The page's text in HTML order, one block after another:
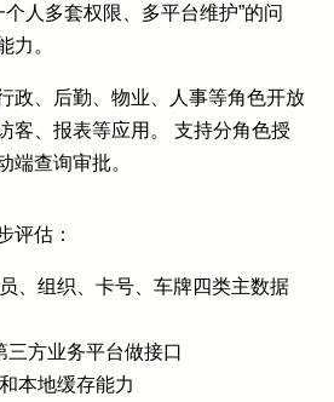
人多套权限、多平台维护”的问
力。
政、后勤、物业、人事等角色开放
客、报表等应用。 支持分角色授
端查询审批。
评估：
、组织、卡号、车牌四类主数据
三方业务平台做接口
本地缓存能力